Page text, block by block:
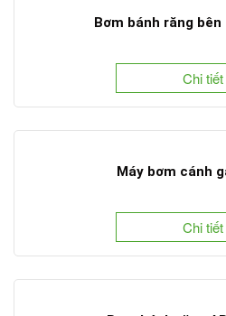
Bơm bánh răng bên
Chi tiết
Máy bơm cánh
Chi tiết